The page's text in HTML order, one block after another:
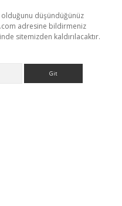
olduğunu düşündüğünüz
adresine bildirmeniz
sitemizden kaldırılacaktır.